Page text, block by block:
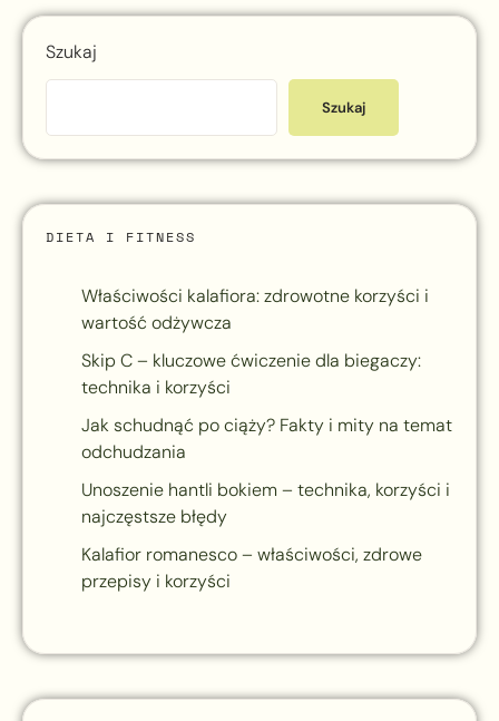
Szukaj
Szukaj
DIETA I FITNESS
Właściwości kalafiora: zdrowotne korzyści i
wartość odżywcza
Skip C – kluczowe ćwiczenie dla biegaczy:
technika i korzyści
Jak schudnąć po ciąży? Fakty i mity na temat
odchudzania
Unoszenie hantli bokiem – technika, korzyści i
najczęstsze błędy
Kalafior romanesco – właściwości, zdrowe
przepisy i korzyści